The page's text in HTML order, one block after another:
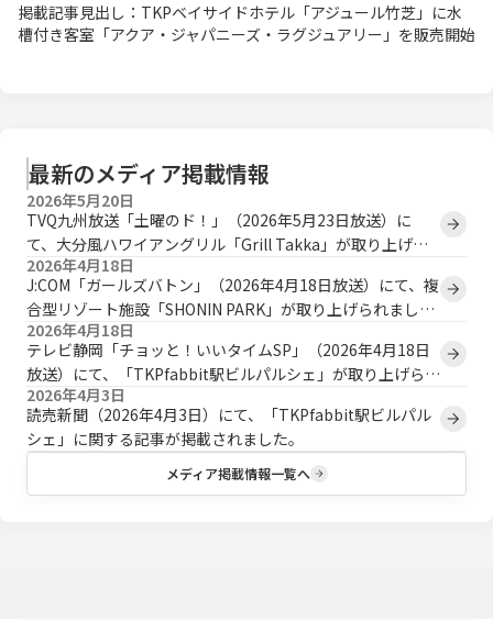
掲載記事見出し：TKPベイサイドホテル「アジュール竹芝」に水
槽付き客室「アクア・ジャパニーズ・ラグジュアリー」を販売開始
最新のメディア掲載情報
2026年5月20日
TVQ九州放送「土曜のド！」（2026年5月23日放送）に
て、大分風ハワイアングリル「Grill Takka」が取り上げら
れます。
2026年4月18日
J:COM「ガールズバトン」（2026年4月18日放送）にて、複
合型リゾート施設「SHONIN PARK」が取り上げられまし
た。
2026年4月18日
テレビ静岡「チョッと！いいタイムSP」（2026年4月18日
放送）にて、「TKPfabbit駅ビルパルシェ」が取り上げられ
ました。
2026年4月3日
読売新聞（2026年4月3日）にて、「TKPfabbit駅ビルパル
シェ」に関する記事が掲載されました。
メディア掲載情報一覧へ